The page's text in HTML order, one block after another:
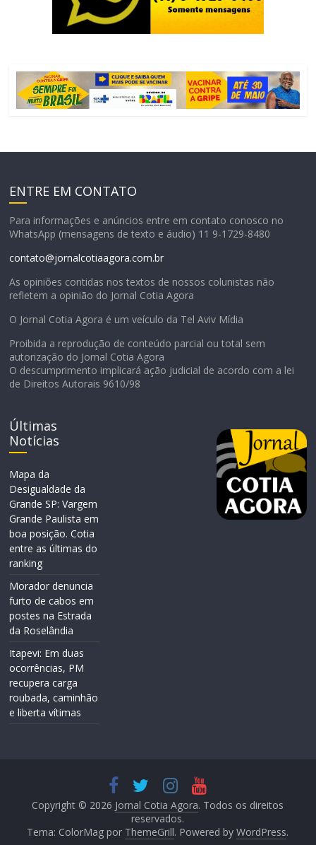
ENTRE EM CONTATO
Para informações e anúncios entre em contato conosco no
WhatsApp (mensagens de texto e áudio) 11 9-1729-8480
contato@jornalcotiaagora.com.br
As opiniões contidas nos textos de nossos colunistas não
refletem a opinião do Jornal Cotia Agora
O Jornal Cotia Agora é um veículo da Tel Aviv Mídia
Proibida a reprodução de conteúdo parcial ou total sem
autorização do Jornal Cotia Agora
O descumprimento implicará ação judicial de acordo com a lei
de Direitos Autorais 9610/98
Últimas
Notícias
Mapa da
Desigualdade da
Grande SP: Vargem
Grande Paulista em
boa posição. Cotia
entre as últimas do
ranking
Morador denuncia
furto de cabos em
postes na Estrada
da Roselândia
Itapevi: Em duas
ocorrências, PM
recupera carga
roubada, caminhão
e liberta vítimas
Copyright © 2026 Jornal Cotia Agora. Todos os direitos
reservados.
Tema: ColorMag por ThemeGrill. Powered byWordPress.